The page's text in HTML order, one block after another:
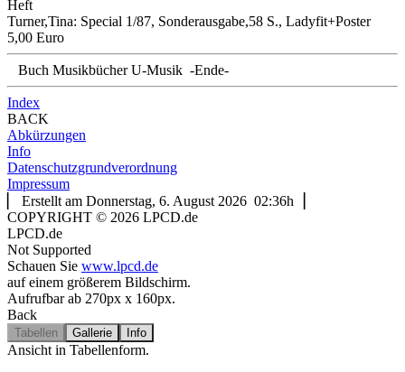
Heft
Turner,Tina: Special 1/87, Sonderausgabe,58 S., Ladyfit+Poster
5,00 Euro
Buch Musikbücher U-Musik -Ende-
Index
BACK
Abkürzungen
Info
Datenschutzgrundverordnung
Impressum
▏ Erstellt am Donnerstag, 6. August 2026 02:36h▕
COPYRIGHT © 2026 LPCD.de
LPCD.de
Not Supported
Schauen Sie www.lpcd.de
auf einem größerem Bildschirm.
Aufrufbar ab 270px x 160px.
Back
Tabellen Gallerie Info
Ansicht in Tabellenform.